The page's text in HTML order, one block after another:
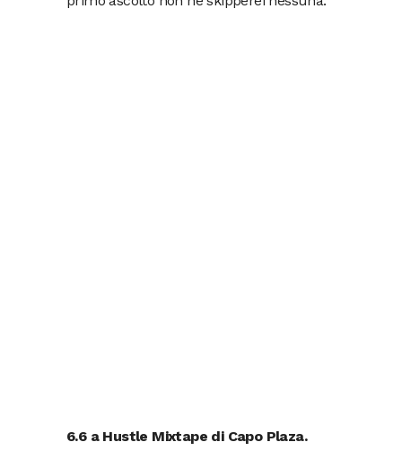
6.6 a Hustle Mixtape di Capo Plaza.